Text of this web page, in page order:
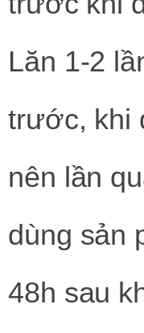
Lăn 1-2
trước, khi
nên lần
dùng sản
48h sau